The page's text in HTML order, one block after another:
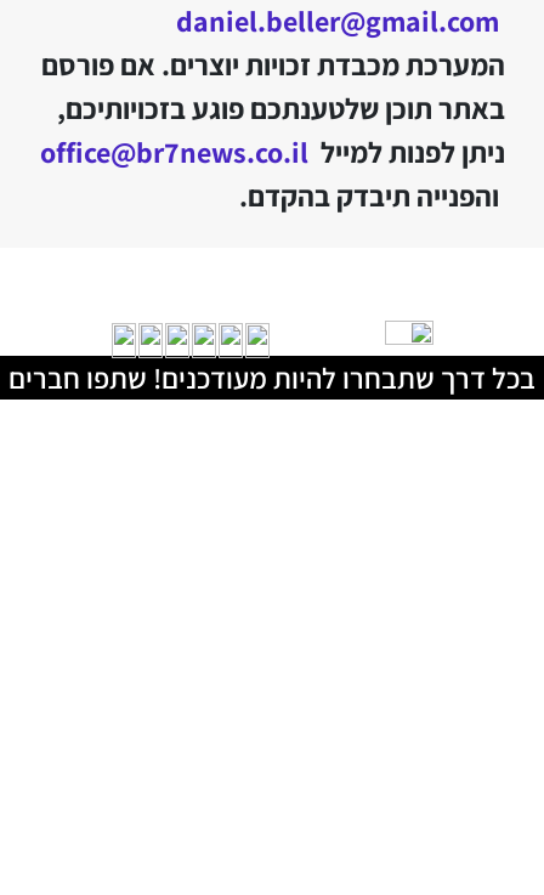
daniel.beller@gmail.com
המערכת מכבדת זכויות יוצרים. אם פורסם
באתר תוכן שלטענתכם פוגע בזכויותיכם,
ניתן לפנות למייל office@br7news.co.il
והפנייה תיבדק בהקדם.
בכל דרך שתבחרו להיות מעודכנים! שתפו חברים